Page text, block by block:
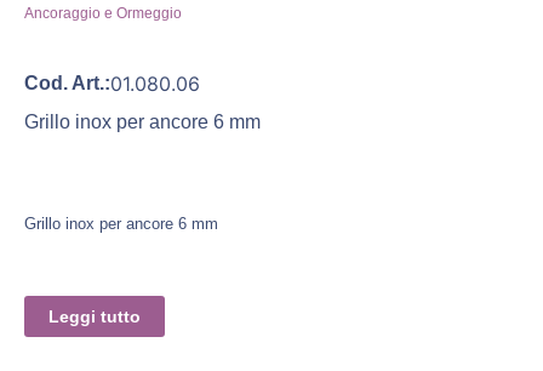
Ancoraggio e Ormeggio
Cod. Art.:01.080.06
Grillo inox per ancore 6 mm
Grillo inox per ancore 6 mm
Leggi tutto